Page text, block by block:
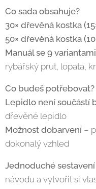
Co sada obsahuje?
30× dřevěná kostka
50× dřevěná kostka
Manuál se 9
rybářský prut, lopata,
Co budeš potřebovat?
Lepidlo není součástí
dřevěné lepidlo
Možnost dobarvení –
dokonalý vzhled
Jednoduché sestavení
návodu a vytvořit si